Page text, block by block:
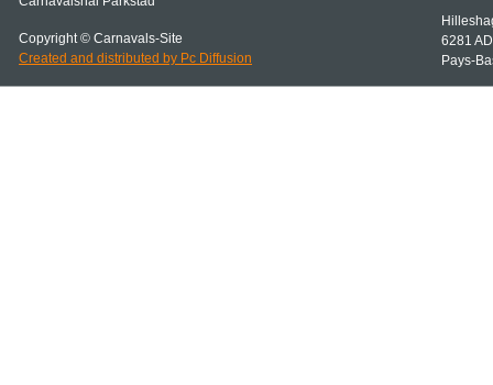
Copyright © Carnavals-Site
Created and distributed by Pc Diffusion
6281
Pays-